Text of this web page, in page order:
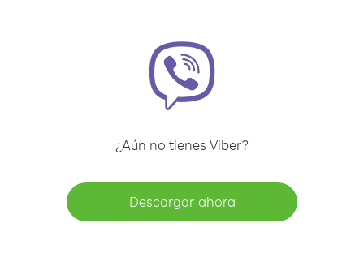
¿Aún no tienes Viber?
Descargar ahora